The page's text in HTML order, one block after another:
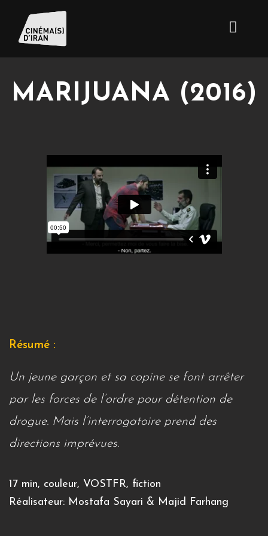
MARIJUANA (2016)
Résumé :
Un jeune garçon et sa copine se font arrêter
par les forces de l’ordre pour détention de
drogue. Mais l’interrogatoire prend des
directions imprévues.
17 min, couleur, VOSTFR, fiction
Réalisateur: Mostafa Sayari & Majid Farhang